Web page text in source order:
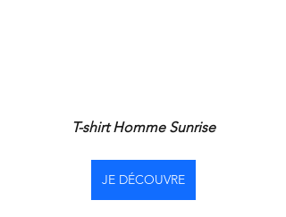
T-shirt Homme Sunrise
JE DÉCOUVRE